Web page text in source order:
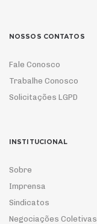
NOSSOS CONTATOS
Fale Conosco
Trabalhe Conosco
Solicitações LGPD
INSTITUCIONAL
Sobre
Imprensa
Sindicatos
Negociações Coletivas